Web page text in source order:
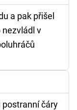
a pak přišel
nezvládl v
postranní čáry